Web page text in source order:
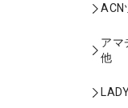
ACN
アマ
他